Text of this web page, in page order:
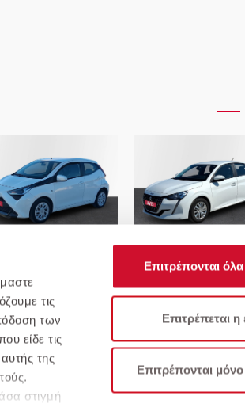
τις
των
είδε τις
της
στιγμή
Επιτρέπονται
Επιτρέπεται η
Επιτρέπονται
Ερωτήσεις Όροι & Προϋποθέσεις